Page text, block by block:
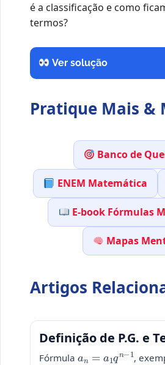
é a classificação e como
termos?
Ver solução
Pratique Mais &
Banco de
ENEM Matemática
E-book Fórmulas
Mapas
Artigos
Definição de P.G. e
Fórmula
a n 1
,